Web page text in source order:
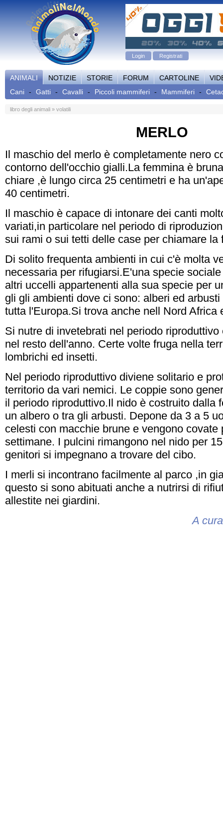
Login Registrati
ANIMALI NOTIZIE STORIE FORUM CARTOLINE
Cani - Gatti - Cavalli - Piccoli mammiferi - Mammiferi -
libro degli animali » volatili
MERLO
Il maschio del merlo è completamente nero
contorno dell'occhio gialli.La femmina è
chiare ,è lungo circa 25 centimetri e ha
40 centimetri.
Il maschio è capace di intonare dei canti
variati,in particolare nel periodo di
sui rami o sui tetti delle case per chiamare la
Di solito frequenta ambienti in cui c'è molta
necessaria per rifugiarsi.E'una specie
altri uccelli appartenenti alla sua specie per
gli gli ambienti dove ci sono: alberi ed
tutta l'Europa.Si trova anche nell Nord Africa
Si nutre di invetebrati nel periodo
nel resto dell'anno. Certe volte fruga nella
lombrichi ed insetti.
Nel periodo riproduttivo diviene solitario e
territorio da vari nemici. Le coppie sono
il periodo riproduttivo.Il nido è costruito dalla
un albero o tra gli arbusti. Depone da 3 a 5
celesti con macchie brune e vengono covate
settimane. I pulcini rimangono nel nido per
genitori si impegnano a trovare del cibo.
I merli si incontrano facilmente al parco ,in
questo si sono abituati anche a nutrirsi di
allestite nei giardini.
A